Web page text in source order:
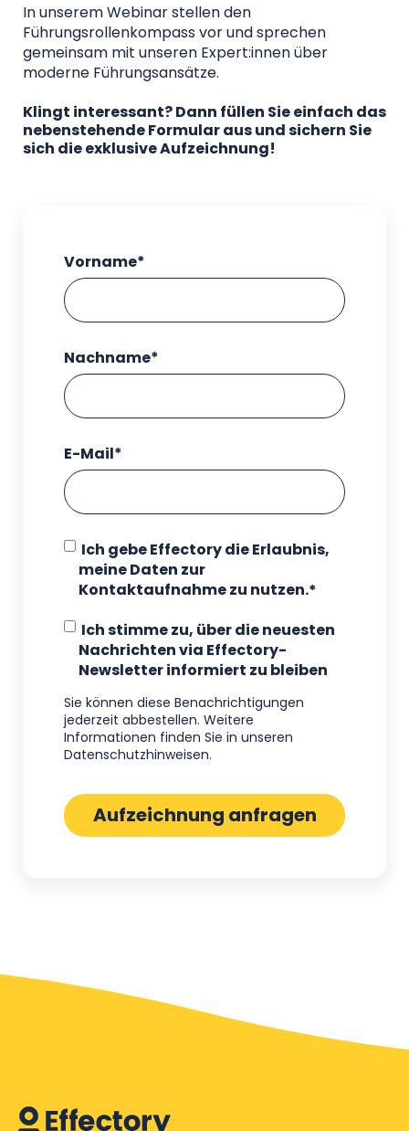
In unserem Webinar stellen den
Führungsrollenkompass vor und sprechen
gemeinsam mit unseren Expert:innen über
moderne Führungsansätze.
Klingt interessant? Dann füllen Sie einfach das
nebenstehende Formular aus und sichern Sie
sich die exklusive Aufzeichnung!
Vorname*
Nachname*
E-Mail*
Ich gebe Effectory die Erlaubnis,
meine Daten zur
Kontaktaufnahme zu nutzen.*
Ich stimme zu, über die neuesten
Nachrichten via Effectory-
Newsletter informiert zu bleiben
Sie können diese Benachrichtigungen
jederzeit abbestellen. Weitere
Informationen finden Sie in unseren
Datenschutzhinweisen.